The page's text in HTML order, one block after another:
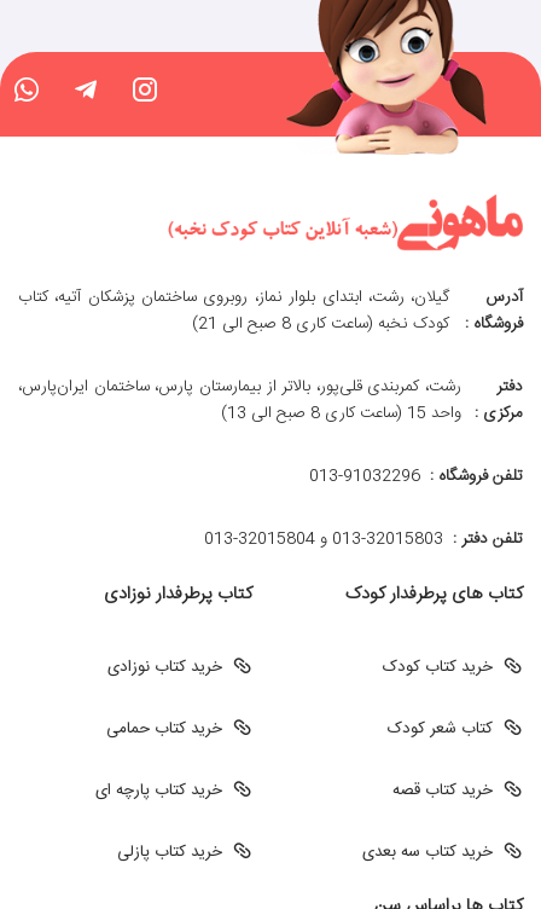
آدرس
فروشگاه :
گیلان، رشت، ابتدای بلوار نماز، روبروی ساختمان پزشکان آتیه، کتاب
کودک نخبه (ساعت کاری 8 صبح الی 21)
دفتر
مرکزی :
رشت، کمربندی قلی‌پور، بالاتر از بیمارستان پارس، ساختمان ایران‌پارس،
واحد 15 (ساعت کاری 8 صبح الی 13)
تلفن فروشگاه : 013-91032296
تلفن دفتر : 013-32015803 و 32015804-013
کتاب های پرطرفدار کودک
خرید کتاب کودک
کتاب شعر کودک
خرید کتاب قصه
خرید کتاب سه بعدی
کتاب پرطرفدار نوزادی
خرید کتاب نوزادی
خرید کتاب حمامی
خرید کتاب پارچه ای
خرید کتاب پازلی